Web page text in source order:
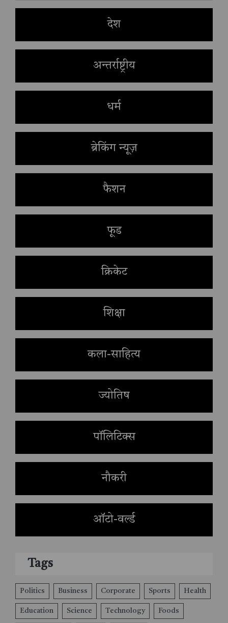
देश
अन्तर्राष्ट्रीय
धर्म
ब्रेकिंग न्यूज़
फैशन
फूड
क्रिकेट
शिक्षा
कला-साहित्य
ज्योतिष
पॉलिटिक्स
नौकरी
ऑटो-वर्ल्ड
Tags
Politics Business Corporate Sports Health
Education Science Technology Foods